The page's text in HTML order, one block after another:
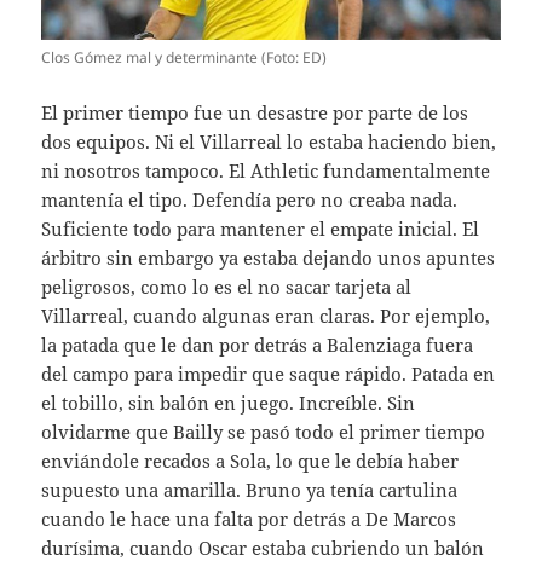
Clos Gómez mal y determinante (Foto: ED)
El primer tiempo fue un desastre por parte de los
dos equipos. Ni el Villarreal lo estaba haciendo bien,
ni nosotros tampoco. El Athletic fundamentalmente
mantenía el tipo. Defendía pero no creaba nada.
Suficiente todo para mantener el empate inicial. El
árbitro sin embargo ya estaba dejando unos apuntes
peligrosos, como lo es el no sacar tarjeta al
Villarreal, cuando algunas eran claras. Por ejemplo,
la patada que le dan por detrás a Balenziaga fuera
del campo para impedir que saque rápido. Patada en
el tobillo, sin balón en juego. Increíble. Sin
olvidarme que Bailly se pasó todo el primer tiempo
enviándole recados a Sola, lo que le debía haber
supuesto una amarilla. Bruno ya tenía cartulina
cuando le hace una falta por detrás a De Marcos
durísima, cuando Oscar estaba cubriendo un balón